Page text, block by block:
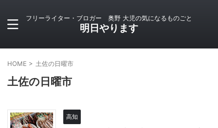
フリーライター・ブロガー 奥野 大児の気になるものごと
明日やります
HOME > 土佐の日曜市
土佐の日曜市
高知